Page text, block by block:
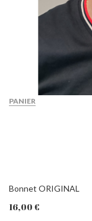
PANIER
Bonnet ORIGINAL
16,00 €